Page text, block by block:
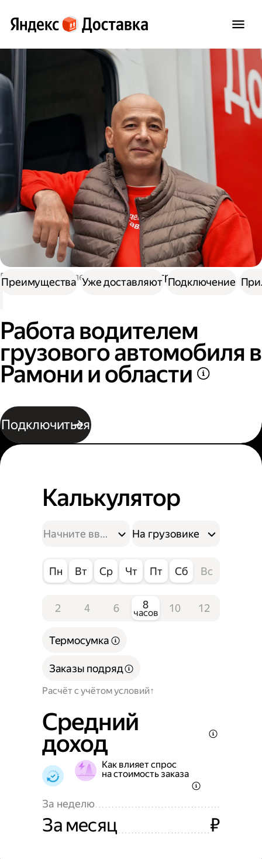
Работа водителем Работа на грузовике
Работа водителем
грузового автомобиля в
Рамони и области
Подключиться
Преимущества Уже доставляют Подключение
Калькулятор
На грузовике
Пн Вт Ср Чт Пт Сб Вс
2 4 6 8
часов 10 12
Расчёт с учётом условий
Термосумка
Заказы подряд
Средний
доход
Как влияет спрос
на стоимость заказа
За неделю
За месяц ₽